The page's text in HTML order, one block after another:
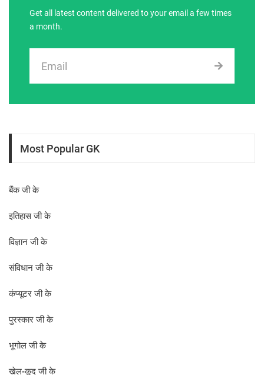
Get all latest content delivered to your email a few times
a month.
Most Popular GK
बैंक जी के
इतिहास जी के
विज्ञान जी के
संविधान जी के
कंप्यूटर जी के
पुरस्कार जी के
भूगोल जी के
खेल-कूद जी के